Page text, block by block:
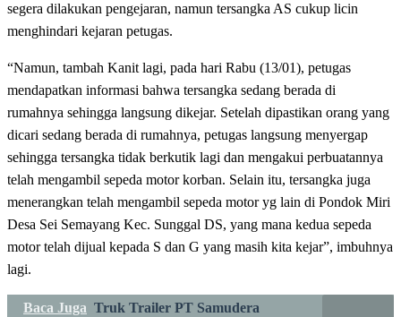
segera dilakukan pengejaran, namun tersangka AS cukup licin
menghindari kejaran petugas.
“Namun, tambah Kanit lagi, pada hari Rabu (13/01), petugas
mendapatkan informasi bahwa tersangka sedang berada di
rumahnya sehingga langsung dikejar. Setelah dipastikan orang yang
dicari sedang berada di rumahnya, petugas langsung menyergap
sehingga tersangka tidak berkutik lagi dan mengakui perbuatannya
telah mengambil sepeda motor korban. Selain itu, tersangka juga
menerangkan telah mengambil sepeda motor yg lain di Pondok Miri
Desa Sei Semayang Kec. Sunggal DS, yang mana kedua sepeda
motor telah dijual kepada S dan G yang masih kita kejar”, imbuhnya
lagi.
Baca Juga Truk Trailer PT Samudera